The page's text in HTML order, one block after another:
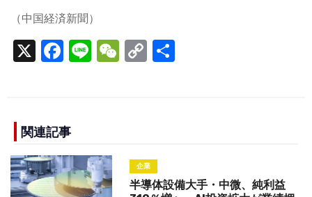
（中国経済新聞）
X F
e
b
o
o
Li W C
n
k
関連記事
企業
半導体設備大手・中微、純利益